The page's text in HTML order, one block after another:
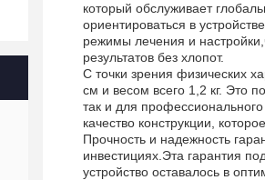
который обслуживает
ориентироваться в
режимы лечения и
результатов без хлопот.
С точки зрения физических
см и весом всего 1,2 кг. Это
так и для
качество конструкции,
Прочность и надежность
инвестициях.Эта гарантия
устройство оставалось в